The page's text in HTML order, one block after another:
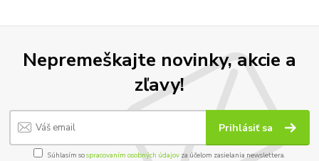
Nepremeškajte novinky, akcie a
zľavy!
Prihlásiť sa
Súhlasím sospracovaním osobných údajov za účelom zasielania newslettera.